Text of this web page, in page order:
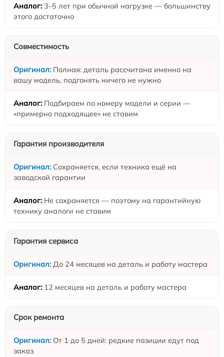
3–5 лет при обычной нагрузке — большинству
этого достаточно
Совместимость
Полная: деталь рассчитана именно на
вашу модель, подгонять ничего не нужно
Подбираем по номеру модели и серии —
«примерно подходящее» не ставим
Гарантия производителя
Сохраняется, если техника ещё на
заводской гарантии
Не сохраняется — поэтому на гарантийную
технику аналоги не ставим
Гарантия сервиса
До 24 месяцев на деталь и работу мастера
12 месяцев на деталь и работу мастера
Срок ремонта
От 1 до 5 дней: редкие позиции едут под
заказ